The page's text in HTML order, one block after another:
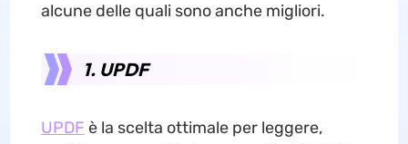
alcune delle quali sono anche migliori.
1. UPDF
UPDF è la scelta ottimale per leggere,